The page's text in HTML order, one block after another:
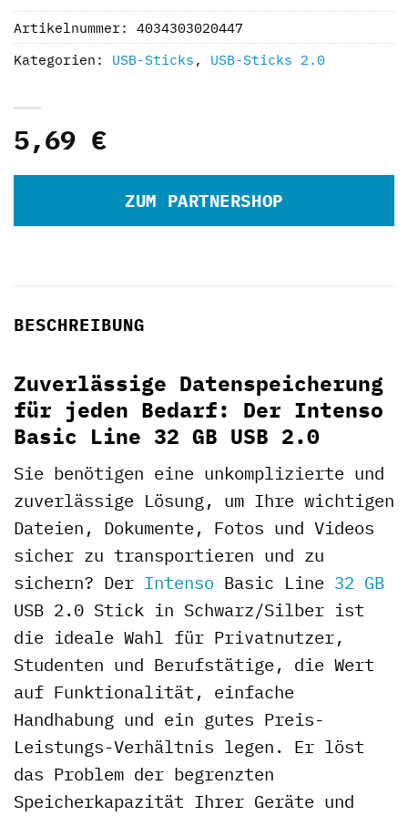
5,69 €
ZUM PARTNERSHOP
Artikelnummer: 4034303020447
Kategorien: USB-Sticks , USB-Sticks 2.0
BESCHREIBUNG
Zuverlässige Datenspeicherung
für jeden Bedarf: Der Intenso
Basic Line 32 GB USB 2.0
Sie benötigen eine unkomplizierte und
zuverlässige Lösung, um Ihre wichtigen
Dateien, Dokumente, Fotos und Videos
sicher zu transportieren und zu
sichern? Der Intenso Basic Line 32 GB
USB 2.0 Stick in Schwarz/Silber ist
die ideale Wahl für Privatnutzer,
Studenten und Berufstätige, die Wert
auf Funktionalität, einfache
Handhabung und ein gutes Preis-
Leistungs-Verhältnis legen. Er löst
das Problem der begrenzten
Speicherkapazität Ihrer Geräte und